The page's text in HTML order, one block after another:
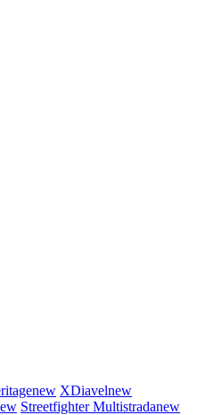
new XDiavelnew
StreetfighterMultistradanew